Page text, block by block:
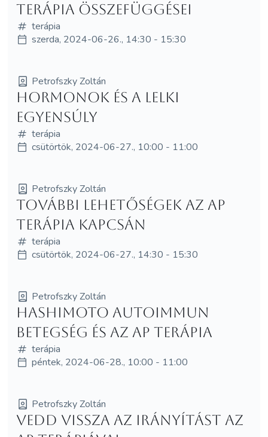
Terápia összefüggései
terápia
szerda, 2024-06-26., 14:30 - 15:30
Petrofszky Zoltán
Hormonok és a lelki
egyensúly
terápia
csütörtök, 2024-06-27., 10:00 - 11:00
Petrofszky Zoltán
További lehetőségek az AP
Terápia kapcsán
terápia
csütörtök, 2024-06-27., 14:30 - 15:30
Petrofszky Zoltán
Hashimoto autoimmun
betegség és az AP Terápia
terápia
péntek, 2024-06-28., 10:00 - 11:00
Petrofszky Zoltán
Vedd vissza az irányítást az